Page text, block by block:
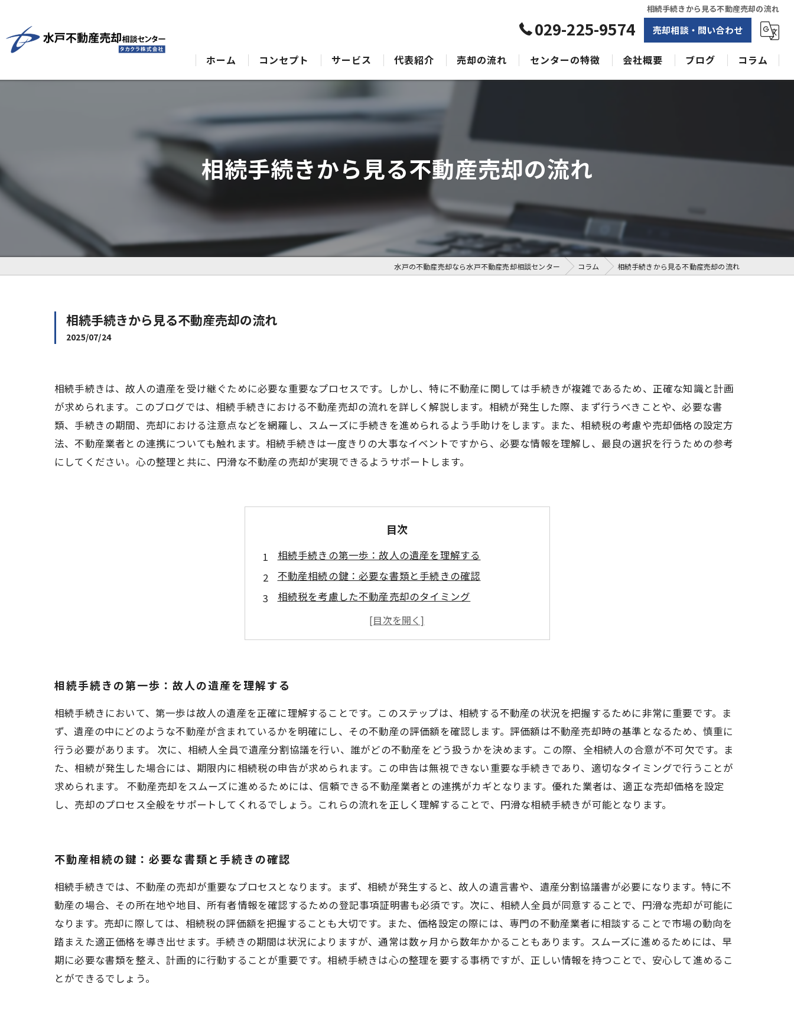
相続手続きから見る不動産売却の流れ
029-225-9574 売却相談・問い合わせ
ホーム コンセプト
水戸の不動産売却･水戸不動産売却相談センターのサポート
水戸の不動産売却･水戸不動産売却相談センターの最適なアドバイス
サービス 代表紹介 売却の流れ センターの特徴
戸建て
収益物件
会社概要 ブログ コラム
相続手続きから見る不動産売却の流れ
水戸の不動産売却なら水戸不動産売却相談センター コラム 相続手続きから見る不動産売却の流れ
相続手続きから見る不動産売却の流れ
2025/07/24
相続手続きは、故人の遺産を受け継ぐために必要な重要なプロセスです。しかし、特に不動産に関しては手続きが複雑であるため、正確な知識と計画
が求められます。このブログでは、相続手続きにおける不動産売却の流れを詳しく解説します。相続が発生した際、まず行うべきことや、必要な書
類、手続きの期間、売却における注意点などを網羅し、スムーズに手続きを進められるよう手助けをします。また、相続税の考慮や売却価格の設定方
法、不動産業者との連携についても触れます。相続手続きは一度きりの大事なイベントですから、必要な情報を理解し、最良の選択を行うための参考
にしてください。心の整理と共に、円滑な不動産の売却が実現できるようサポートします。
目次
相続手続きの第一歩：故人の遺産を理解する
不動産相続の鍵：必要な書類と手続きの確認
相続税を考慮した不動産売却のタイミング
円滑な不動産売却のためのポイントと注意点
不動産業者との連携：成功する売却への道
心の整理と共に歩む不動産売却の旅
相続手続きの第一歩：故人の遺産を理解する
相続手続きにおいて、第一歩は故人の遺産を正確に理解することです。このステップは、相続する不動産の状況を把握するために非常に重要です。ま
ず、遺産の中にどのような不動産が含まれているかを明確にし、その不動産の評価額を確認します。評価額は不動産売却時の基準となるため、慎重に
行う必要があります。 次に、相続人全員で遺産分割協議を行い、誰がどの不動産をどう扱うかを決めます。この際、全相続人の合意が不可欠です。ま
た、相続が発生した場合には、期限内に相続税の申告が求められます。この申告は無視できない重要な手続きであり、適切なタイミングで行うことが
求められます。 不動産売却をスムーズに進めるためには、信頼できる不動産業者との連携がカギとなります。優れた業者は、適正な売却価格を設定
し、売却のプロセス全般をサポートしてくれるでしょう。これらの流れを正しく理解することで、円滑な相続手続きが可能となります。
不動産相続の鍵：必要な書類と手続きの確認
相続手続きでは、不動産の売却が重要なプロセスとなります。まず、相続が発生すると、故人の遺言書や、遺産分割協議書が必要になります。特に不
動産の場合、その所在地や地目、所有者情報を確認するための登記事項証明書も必須です。次に、相続人全員が同意することで、円滑な売却が可能に
なります。売却に際しては、相続税の評価額を把握することも大切です。また、価格設定の際には、専門の不動産業者に相談することで市場の動向を
踏まえた適正価格を導き出せます。手続きの期間は状況によりますが、通常は数ヶ月から数年かかることもあります。スムーズに進めるためには、早
期に必要な書類を整え、計画的に行動することが重要です。相続手続きは心の整理を要する事柄ですが、正しい情報を持つことで、安心して進めるこ
とができるでしょう。